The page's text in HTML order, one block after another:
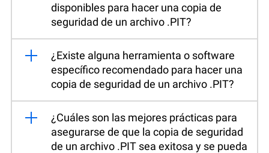
disponibles para hacer una copia de
seguridad de un archivo .PIT?
¿Existe alguna herramienta o software
específico recomendado para hacer una
copia de seguridad de un archivo .PIT?
¿Cuáles son las mejores prácticas para
asegurarse de que la copia de seguridad
de un archivo .PIT sea exitosa y se pueda